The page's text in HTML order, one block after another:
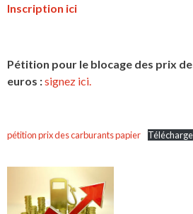
Inscription ici
Pétition pour le blocage des prix
euros :signez ici.
pétition prix des carburants papier